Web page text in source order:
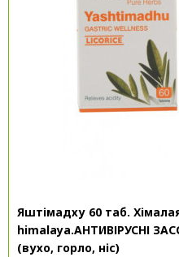
Яштімадху 60 таб.
himalaya.АНТИВІРУСНІ
(вухо, горло, ніс)